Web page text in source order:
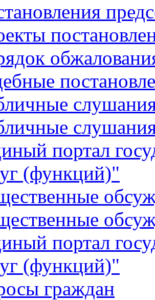
портал
(функций)"
портал
(функций)"
граждан